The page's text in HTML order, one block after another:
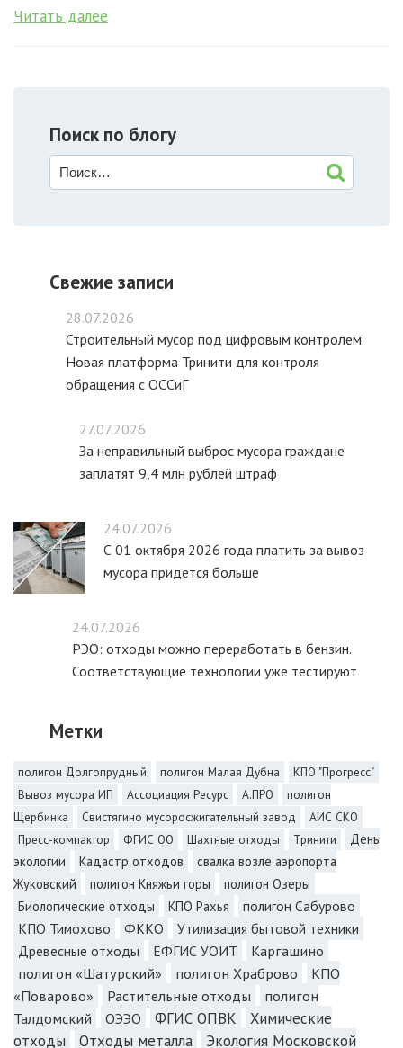
Читать далее
Поиск по блогу
Свежие записи
28.07.2026
Строительный мусор под цифровым контролем.
Новая платформа Тринити для контроля
обращения с ОССиГ
27.07.2026
За неправильный выброс мусора граждане
заплатят 9,4 млн рублей штраф
24.07.2026
С 01 октября 2026 года платить за вывоз
мусора придется больше
24.07.2026
РЭО: отходы можно переработать в бензин.
Соответствующие технологии уже тестируют
Метки
полигон Долгопрудный полигон Малая Дубна
КПО "Прогресс"
Вывоз мусора ИП
Ассоциация Ресурс А.ПРО
полигон
Щербинка
Свистягино мусоросжигательный завод
АИС СКО
Пресс-компактор
ФГИС ОО Шахтные отходы Тринити
День
экологии
Кадастр отходов
свалка возле аэропорта
Жуковский
полигон Княжьи горы
полигон Озеры
Биологические отходы
КПО Рахья
полигон Сабурово
КПО Тимохово
ФККО
Утилизация бытовой техники
Древесные отходы
ЕФГИС УОИТ
Каргашино
полигон «Шатурский»
полигон Храброво
КПО
«Поварово»
Растительные отходы
полигон
Талдомский
ОЭЭО ФГИС ОПВК
Химические
отходы
Отходы металла
Экология Московской